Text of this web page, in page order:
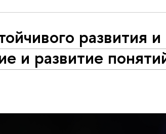
развития и
и развитие